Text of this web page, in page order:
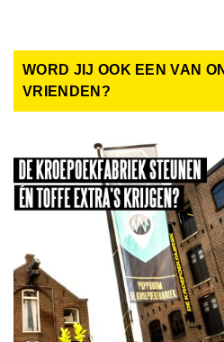
WORD JIJ OOK EEN VAN
VRIENDEN?